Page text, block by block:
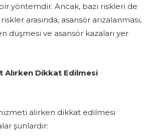
yöntemdir. Ancak, bazı riskleri de
arasında, asansör arızalanması,
düşmesi ve asansör kazaları yer
Alırken Dikkat Edilmesi
alırken dikkat edilmesi
şunlardır: